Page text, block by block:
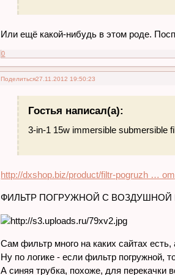
Или ещё какой-нибудь в этом роде.
0
Поделиться27.11.2012 19:50:23
Гостья написал(а):
3-in-1 15w immersible submersible
http://dxshop.biz/product/filtr-pogruzh …
ФИЛЬТР ПОГРУЖНОЙ С
Сам фильтр много на каких сайтах
Ну по логике - если фильтр погружной,
А синяя трубка, похоже, для перекачки